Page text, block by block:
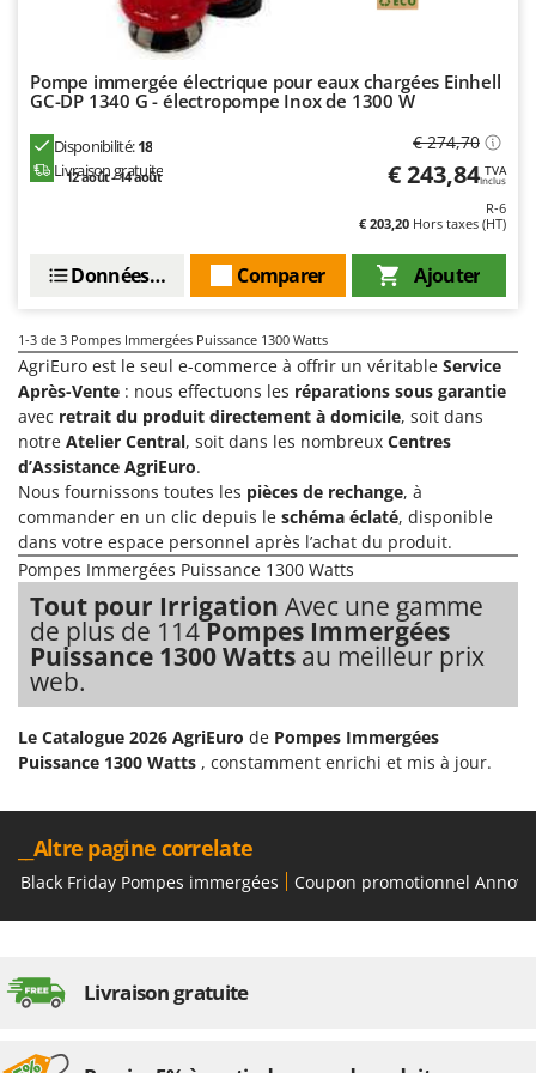
Groupes électrogènes
Gyrobroyeurs à lame pour tracteur
H
Haches - Cognées et Hachettes
Hachoirs à viande
Lames niveleuses pour tracteur
Lave-vitres
Lieuses électriques pour vignes
M
Machines à pâtes
Machines pour la transformation des fruits
Machines sous vide
Motobineuses
Motoculteurs
Motofaucheuses
Motopompes pour irrigation
Moulins à céréales électriques
N
Nettoyeurs et Balais à vapeur
P
Peignes vibreurs et Secoueurs à olives
EcoFlow
Edilmark
Einhell
Enotecnica Pillan
EuroMech
Eurosystems
F
FAC
Fama Industrie
Famag
Famur
FBC
Ferrari Group
Ferroni
Ferrua
FIAC
FIEM
Fimar
FINI
Fiorentini
Flymo
Forest Master
Pompe immergée électrique pour eaux chargées Einhell
GC-DP 1340 G - électropompe Inox de 1300 W
Disponibilité:18
Livraison gratuite
12 août - 14 août
€ 274,70
€ 243,84 TVA
Inclus
R-6
€ 203,20 Hors taxes (HT)
Ajouter
Comparer
Données techniques
1-3 de 3 Pompes Immergées Puissance 1300 Watts
AgriEuro est le seul e-commerce à offrir un véritable Service
Après-Vente : nous effectuons les réparations sous garantie
avec retrait du produit directement à domicile, soit dans
notre Atelier Central, soit dans les nombreux Centres
d’Assistance AgriEuro.
Nous fournissons toutes les pièces de rechange, à
commander en un clic depuis le schéma éclaté, disponible
dans votre espace personnel après l’achat du produit.
Pompes Immergées Puissance 1300 Watts
Tout pour Irrigation Avec une gamme
de plus de 114Pompes Immergées
Puissance 1300 Watts au meilleur prix
web.
Le Catalogue 2026 AgriEuro de Pompes Immergées
Puissance 1300 Watts , constamment enrichi et mis à jour.
__Altre pagine correlate
Black Friday Pompes immergées Coupon promotionnel Annovi
Livraison gratuite